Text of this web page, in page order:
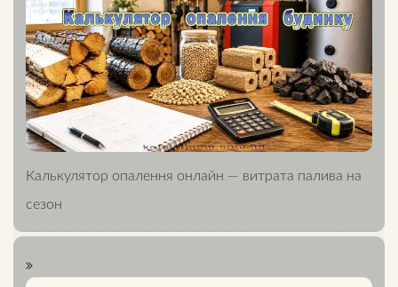
Калькулятор опалення онлайн — витрата палива на
сезон